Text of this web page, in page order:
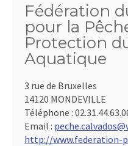
Fédération
pour la
Protection
Aquatique
3 rue de Bruxelles
14120 MONDEVILLE
Téléphone :
Email :
http://www.federation-